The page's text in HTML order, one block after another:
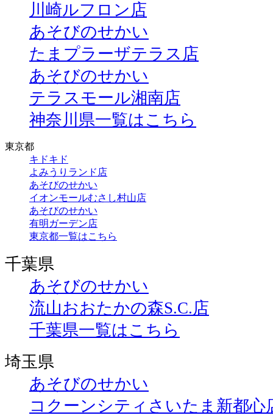
川崎ルフロン店
あそびのせかい
たまプラーザテラス店
あそびのせかい
テラスモール湘南店
神奈川県一覧はこちら
東京都
キドキド
よみうりランド店
あそびのせかい
イオンモールむさし村山店
あそびのせかい
有明ガーデン店
東京都一覧はこちら
千葉県
あそびのせかい
流山おおたかの森S.C.店
千葉県一覧はこちら
埼玉県
あそびのせかい
コクーンシティさいたま新都心